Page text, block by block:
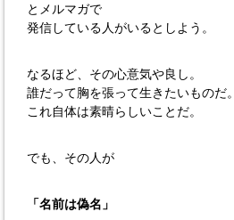
とメルマガで
発信している人がいるとしよう。
なるほど、その心意気や良し。
誰だって胸を張って生きたいものだ。
これ自体は素晴らしいことだ。
でも、その人が
「名前は偽名」